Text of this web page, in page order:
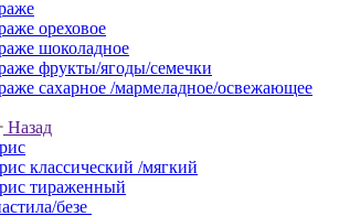
ореховое
шоколадное
фрукты/ягоды/семечки
сахарное /мармеладное/освежающее
Назад
классический /мягкий
тираженный
безе